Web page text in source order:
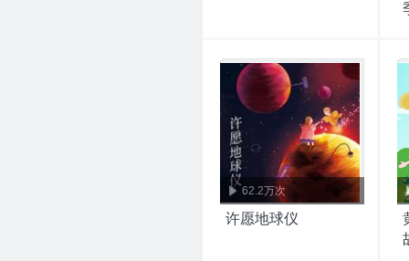
62.2万次
许愿地球仪